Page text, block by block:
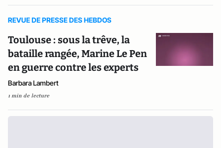
REVUE DE PRESSE DES HEBDOS
Toulouse : sous la trêve, la
bataille rangée, Marine Le Pen
en guerre contre les experts
Barbara Lambert
1 min de lecture